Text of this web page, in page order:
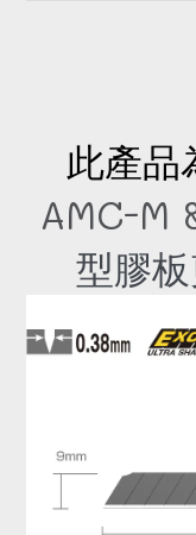
此產
AMC-M
型膠